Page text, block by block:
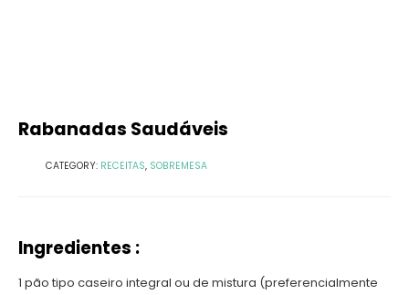
Rabanadas Saudáveis
CATEGORY: RECEITAS, SOBREMESA
Ingredientes :
1 pão tipo caseiro integral ou de mistura (preferencialmente